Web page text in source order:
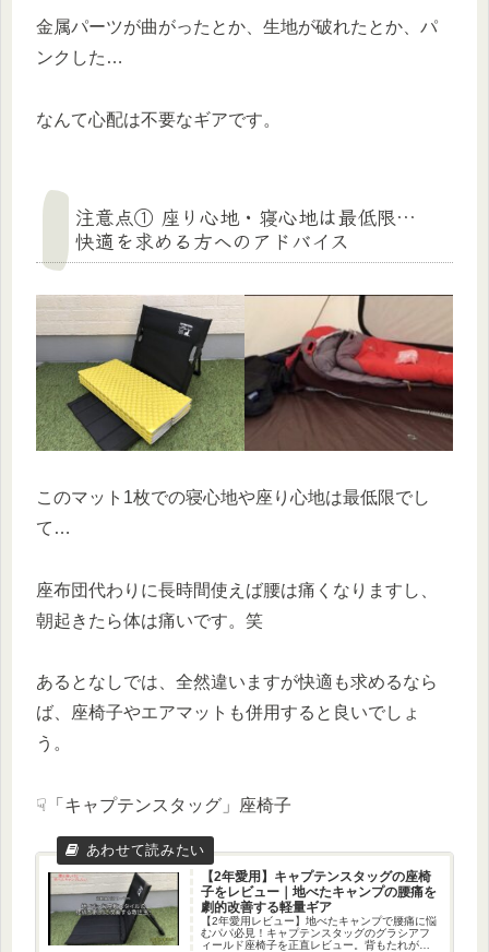
金属パーツが曲がったとか、生地が破れたとか、パ
ンクした…
なんて心配は不要なギアです。
注意点① 座り心地・寝心地は最低限…
快適を求める方へのアドバイス
このマット1枚での寝心地や座り心地は最低限でし
て…
座布団代わりに長時間使えば腰は痛くなりますし、
朝起きたら体は痛いです。笑
あるとなしでは、全然違いますが快適も求めるなら
ば、座椅子やエアマットも併用すると良いでしょ
う。
☟「キャプテンスタッグ」座椅子
【2年愛用】キャプテンスタッグの座椅
子をレビュー｜地べたキャンプの腰痛を
劇的改善する軽量ギア
【2年愛用レビュー】地べたキャンプで腰痛に悩
むパパ必見！キャプテンスタッグのグラシアフ
ィールド座椅子を正直レビュー。背もたれがあ